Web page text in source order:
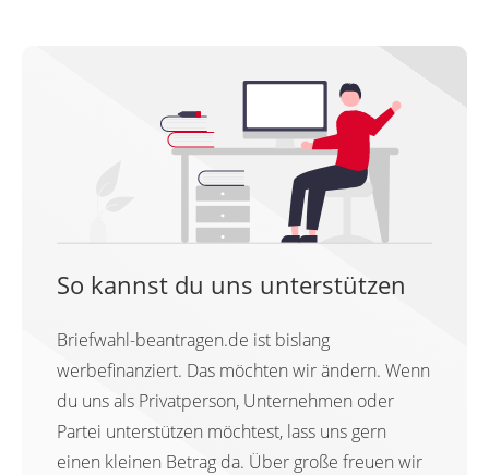
So kannst du uns unterstützen
Briefwahl-beantragen.de ist bislang
werbefinanziert. Das möchten wir ändern. Wenn
du uns als Privatperson, Unternehmen oder
Partei unterstützen möchtest, lass uns gern
einen kleinen Betrag da. Über große freuen wir